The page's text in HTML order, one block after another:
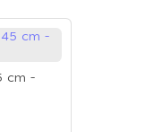
cm -